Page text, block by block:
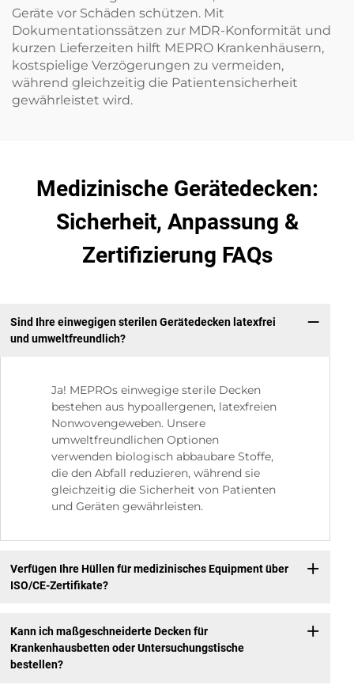
Geräte vor Schäden schützen. Mit
Dokumentationssätzen zur MDR-Konformität und
kurzen Lieferzeiten hilft MEPRO Krankenhäusern,
kostspielige Verzögerungen zu vermeiden,
während gleichzeitig die Patientensicherheit
gewährleistet wird.
Medizinische Gerätedecken:
Sicherheit, Anpassung &
Zertifizierung FAQs
Sind Ihre einwegigen sterilen Gerätedecken latexfrei
und umweltfreundlich?
Ja! MEPROs einwegige sterile Decken
bestehen aus hypoallergenen, latexfreien
Nonwovengeweben. Unsere
umweltfreundlichen Optionen
verwenden biologisch abbaubare Stoffe,
die den Abfall reduzieren, während sie
gleichzeitig die Sicherheit von Patienten
und Geräten gewährleisten.
Verfügen Ihre Hüllen für medizinisches Equipment über
ISO/CE-Zertifikate?
Kann ich maßgeschneiderte Decken für
Krankenhausbetten oder Untersuchungstische
bestellen?